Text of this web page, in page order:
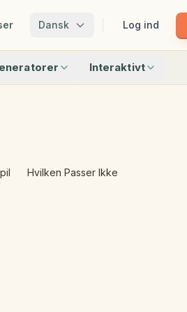
Dansk Log ind
Interaktivt
Matchning
Hvilken Passer Ikke
Hvilken Passer Ikke